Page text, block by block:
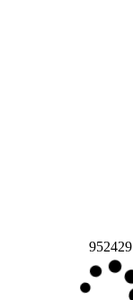
952429